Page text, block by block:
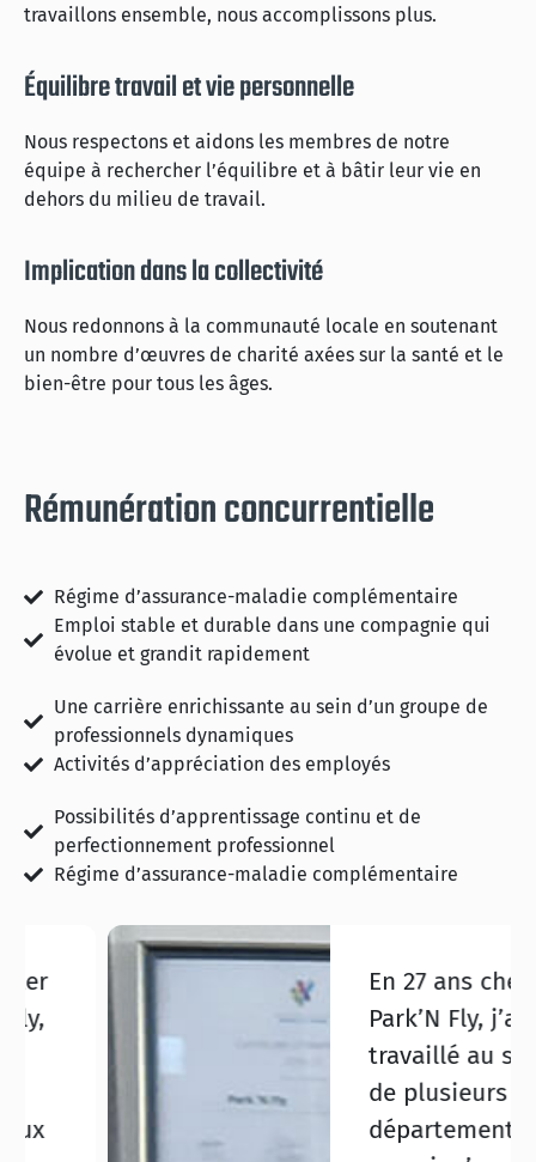
travaillons ensemble, nous accomplissons plus.
Équilibre travail et vie personnelle
Nous respectons et aidons les membres de notre
équipe à rechercher l’équilibre et à bâtir leur vie en
dehors du milieu de travail.
Implication dans la collectivité
Nous redonnons à la communauté locale en soutenant
un nombre d’œuvres de charité axées sur la santé et le
bien-être pour tous les âges.
Rémunération concurrentielle
Régime d’assurance-maladie complémentaire
Emploi stable et durable dans une compagnie qui
évolue et grandit rapidement
Une carrière enrichissante au sein d’un groupe de
professionnels dynamiques
Activités d’appréciation des employés
Possibilités d’apprentissage continu et de
perfectionnement professionnel
Régime d’assurance-maladie complémentaire
En 27 ans chez
Park’N Fly, j’ai
travaillé au sein
de plusieurs
départements,